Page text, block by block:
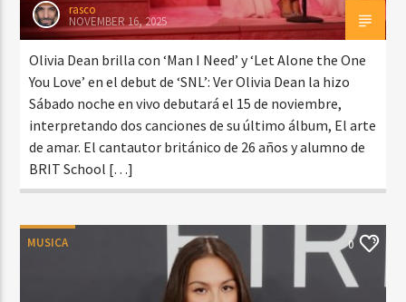
rasco
NOVEMBER 16, 2025
Olivia Dean brilla con ‘Man I Need’ y ‘Let Alone the One
You Love’ en el debut de ‘SNL’: Ver Olivia Dean la hizo
Sábado noche en vivo debutará el 15 de noviembre,
interpretando dos canciones de su último álbum, El arte
de amar. El cantautor británico de 26 años y alumno de
BRIT School […]
MUSICA 0